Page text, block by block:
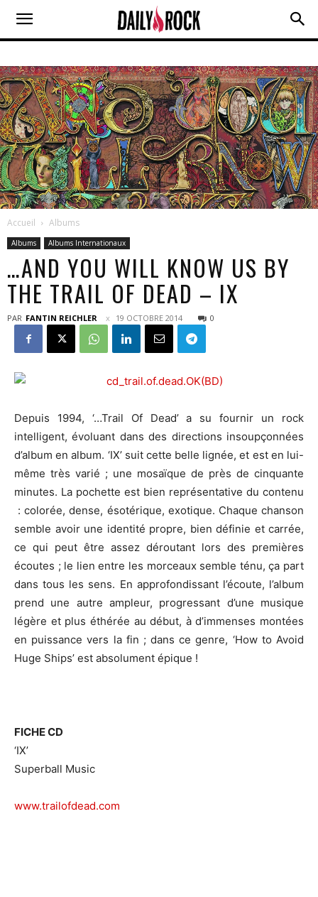
Accueil Albums
Albums Albums Internationaux
…AND YOU WILL KNOW US BY
THE TRAIL OF DEAD – IX
PAR FANTIN REICHLER 19 OCTOBRE 2014 0
Depuis 1994, ‘…Trail Of Dead’ a su fournir un rock
intelligent, évoluant dans des directions insoupçonnées
d’album en album. ‘IX’ suit cette belle lignée, et est en lui-
même très varié ; une mosaïque de près de cinquante
minutes. La pochette est bien représentative du contenu
: colorée, dense, ésotérique, exotique. Chaque chanson
semble avoir une identité propre, bien définie et carrée,
ce qui peut être assez déroutant lors des premières
écoutes ; le lien entre les morceaux semble ténu, ça part
dans tous les sens. En approfondissant l’écoute, l’album
prend une autre ampleur, progressant d’une musique
légère et plus éthérée au début, à d’immenses montées
en puissance vers la fin ; dans ce genre, ‘How to Avoid
Huge Ships’ est absolument épique !
FICHE CD
‘IX’
Superball Music
www.trailofdead.com